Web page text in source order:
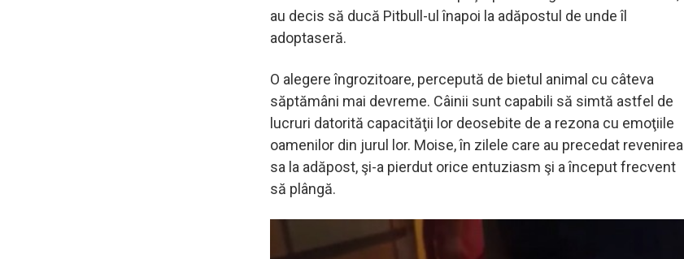
au decis să ducă Pitbull-ul înapoi la adăpostul de unde îl
adoptaseră.
O alegere îngrozitoare, percepută de bietul animal cu câteva
săptămâni mai devreme. Câinii sunt capabili să simtă astfel de
lucruri datorită capacităţii lor deosebite de a rezona cu emoţiile
oamenilor din jurul lor. Moise, în zilele care au precedat revenirea
sa la adăpost, şi-a pierdut orice entuziasm şi a început frecvent
să plângă.